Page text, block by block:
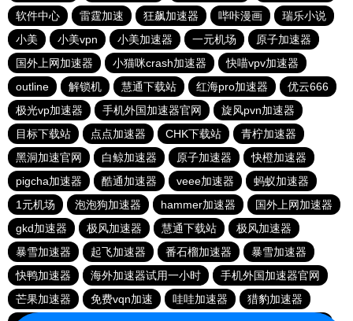
软件中心
雷霆加速 狂飙加速器 哔咔漫画
瑞乐小说
小美
小美vpn 小美加速器 一元机场
原子加速器
国外上网加速器
小猫咪crash加速器
快喵vpv加速器
outline
解锁机 慧通下载站 红海pro加速器
优云666
极光vp加速器
手机外国加速器官网
旋风pvn加速器
目标下载站
点点加速器 CHK下载站
青柠加速器
黑洞加速官网
白鲸加速器 原子加速器
快橙加速器
pigcha加速器
酷通加速器 veee加速器
蚂蚁加速器
1元机场
泡泡狗加速器 hammer加速器
国外上网加速器
gkd加速器
极风加速器 慧通下载站
极风加速器
暴雪加速器
起飞加速器 番石榴加速器
暴雪加速器
快鸭加速器
海外加速器试用一小时
手机外国加速器官网
芒果加速器
免费vqn加速 哇哇加速器
猎豹加速器